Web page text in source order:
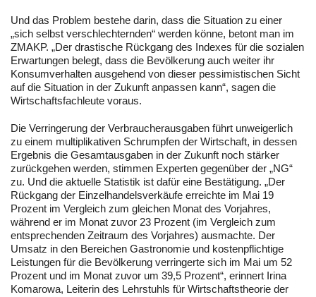
Und das Problem bestehe darin, dass die Situation zu einer
„sich selbst verschlechternden“ werden könne, betont man im
ZMAKP. „Der drastische Rückgang des Indexes für die sozialen
Erwartungen belegt, dass die Bevölkerung auch weiter ihr
Konsumverhalten ausgehend von dieser pessimistischen Sicht
auf die Situation in der Zukunft anpassen kann“, sagen die
Wirtschaftsfachleute voraus.
Die Verringerung der Verbraucherausgaben führt unweigerlich
zu einem multiplikativen Schrumpfen der Wirtschaft, in dessen
Ergebnis die Gesamtausgaben in der Zukunft noch stärker
zurückgehen werden, stimmen Experten gegenüber der „NG“
zu. Und die aktuelle Statistik ist dafür eine Bestätigung. „Der
Rückgang der Einzelhandelsverkäufe erreichte im Mai 19
Prozent im Vergleich zum gleichen Monat des Vorjahres,
während er im Monat zuvor 23 Prozent (im Vergleich zum
entsprechenden Zeitraum des Vorjahres) ausmachte. Der
Umsatz in den Bereichen Gastronomie und kostenpflichtige
Leistungen für die Bevölkerung verringerte sich im Mai um 52
Prozent und im Monat zuvor um 39,5 Prozent“, erinnert Irina
Komarowa, Leiterin des Lehrstuhls für Wirtschaftstheorie der